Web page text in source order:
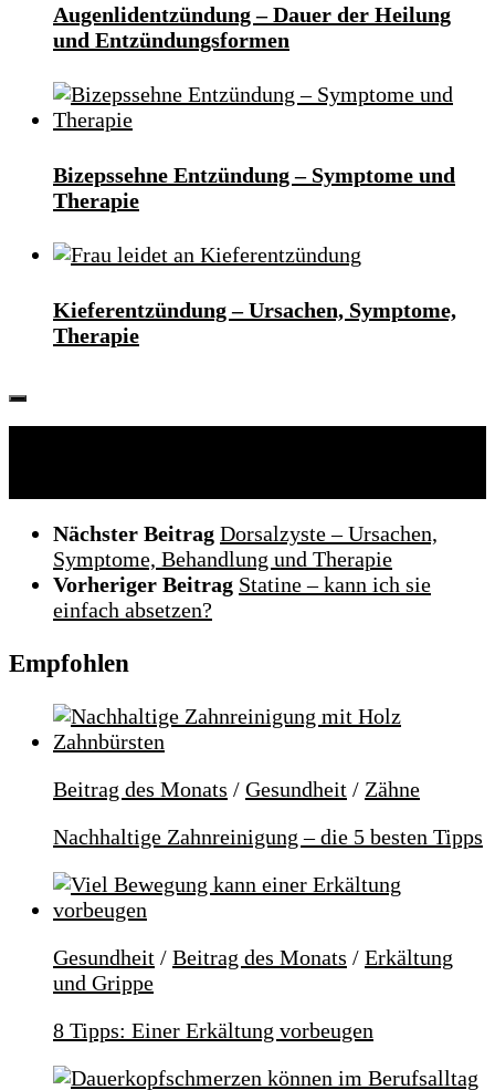
Augenlidentzündung – Dauer der Heilung
und Entzündungsformen
Bizepssehne Entzündung – Symptome und
Therapie
Kieferentzündung – Ursachen, Symptome,
Therapie
Nächster Beitrag Dorsalzyste – Ursachen,
Symptome, Behandlung und Therapie
Vorheriger Beitrag Statine – kann ich sie
einfach absetzen?
Empfohlen
Beitrag des Monats / Gesundheit / Zähne
Nachhaltige Zahnreinigung – die 5 besten Tipps
Gesundheit / Beitrag des Monats / Erkältung
und Grippe
8 Tipps: Einer Erkältung vorbeugen